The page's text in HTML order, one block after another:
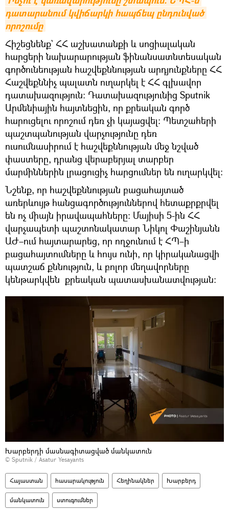
դատարանում կվիճարկի հապճեպ ընդունված
որոշումը
Հիշեցնենք` ՀՀ աշխատանքի և սոցիալական
հարցերի նախարարության ֆինանսատնտեսական
գործունեության հաշվեքննության արդյունքները ՀՀ
Հաշվեքննիչ պալատն ուղարկել է ՀՀ գլխավոր
դատախազություն։ Դատախազությունից Sputnik
Արմենիային հայտնեցին, որ քրեական գործ
հարուցելու որոշում դեռ չի կայացվել։ Պետշահերի
պաշտպանության վարչությունը դեռ
ուսումնասիրում է հաշվեքննության մեջ նշված
փաստերը, դրանց վերաբերյալ տարբեր
մարմիններին լրացուցիչ հարցումներ են ուղարկվել։
Նշենք, որ հաշվեքննության բացահայտած
առերևույթ հանցագործություններով հետաքրքրվել
են ոչ միայն իրավապահները։ Մայիսի 5-ին ՀՀ
վարչապետի պաշտոնակատար Նիկոլ Փաշինյանն
ԱԺ–ում հայտարարեց, որ ողջունում է ՀՊ–ի
բացահայտումները և հույս ունի, որ կիրականացվի
պատշաճ քննություն, և բոլոր մեղավորները
կենթարկվեն քրեական պատասխանատվության։
Խարբերդի մասնագիտացված մանկատուն
© Sputnik / Asatur Yesayants
Հայաստան հասարակություն Հեղինակներ Խարբերդ
մանկատուն ստուգումներ